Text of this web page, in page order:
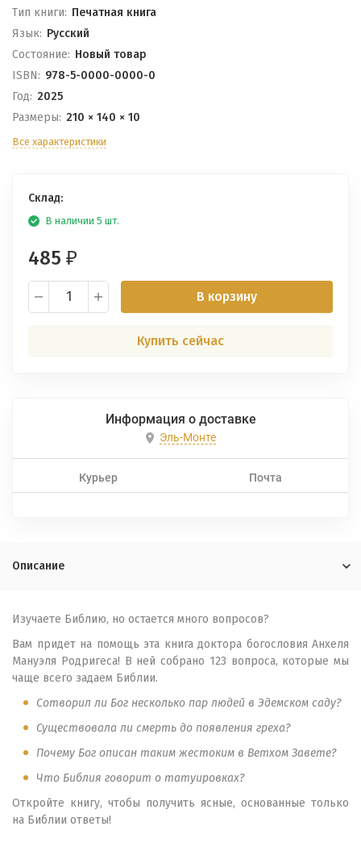
Тип книги: Печатная книга
Язык: Русский
Состояние: Новый товар
ISBN: 978-5-0000-0000-0
Год: 2025
Размеры: 210 × 140 × 10
Все характеристики
Склад:
В наличии 5 шт.
485 ₽
В корзину
Купить сейчас
Информация о доставке
Эль-Монте
Курьер Почта
Описание
Изучаете Библию, но остается много вопросов?
Вам придет на помощь эта книга доктора богословия Анхеля
Мануэля Родригеса! В ней собрано 123 вопроса, которые мы
чаще всего задаем Библии.
Сотворил ли Бог несколько пар людей в Эдемском саду?
Существовала ли смерть до появления греха?
Почему Бог описан таким жестоким в Ветхом Завете?
Что Библия говорит о татуировках?
Откройте книгу, чтобы получить ясные, основанные только
на Библии ответы!